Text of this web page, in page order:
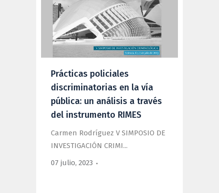
Prácticas policiales
discriminatorias en la vía
pública: un análisis a través
del instrumento RIMES
Carmen Rodríguez V SIMPOSIO DE
INVESTIGACIÓN CRIMI...
07 julio, 2023